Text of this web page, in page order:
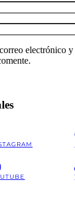
electrónico